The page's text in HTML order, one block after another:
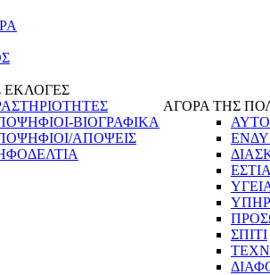
ΕΚΛΟΓΕΣ
ΒΙΟΓΡΑΦΙΚΑ
ΑΠΟΨΕΙΣ
ΑΓΟΡΑ ΤΗΣ
ΣΠΙΤΙ